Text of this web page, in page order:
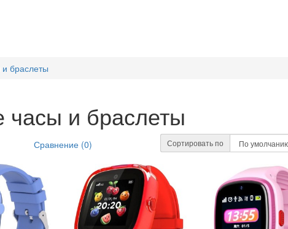
браслеты
и браслеты
Сравнение (0) Сортировать по